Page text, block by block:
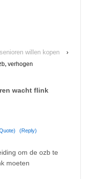
willen kopen
›
, verhogen
wacht flink
(Reply)
om de ozb te
moeten